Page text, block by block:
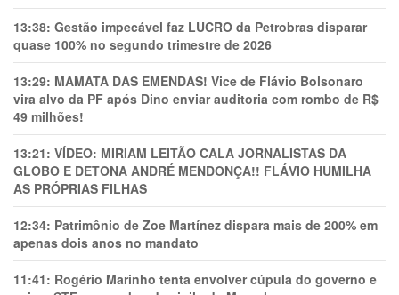
13:38: Gestão impecável faz LUCRO da Petrobras disparar
quase 100% no segundo trimestre de 2026
13:29: MAMATA DAS EMENDAS! Vice de Flávio Bolsonaro
vira alvo da PF após Dino enviar auditoria com rombo de R$
49 milhões!
13:21: VÍDEO: MIRIAM LEITÃO CALA JORNALISTAS DA
GLOBO E DETONA ANDRÉ MENDONÇA!! FLÁVIO HUMILHA
AS PRÓPRIAS FILHAS
12:34: Patrimônio de Zoe Martínez dispara mais de 200% em
apenas dois anos no mandato
11:41: Rogério Marinho tenta envolver cúpula do governo e